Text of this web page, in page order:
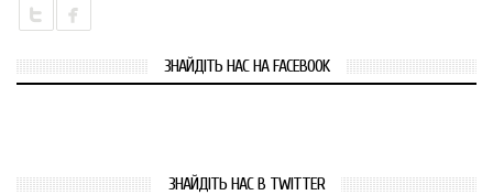
ЗНАЙДІТЬ НАС НА FACEBOOK
ЗНАЙДІТЬ НАС В TWITTER